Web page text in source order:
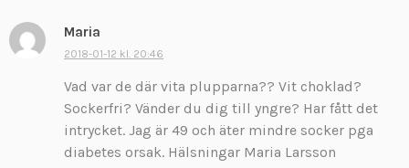
Maria
k
i
v
e
r
2018-01-12 kl. 20:46
Vad var de där vita plupparna?? Vit choklad?
Sockerfri? Vänder du dig till yngre? Har fått det
intrycket. Jag är 49 och äter mindre socker pga
diabetes orsak. Hälsningar Maria Larsson